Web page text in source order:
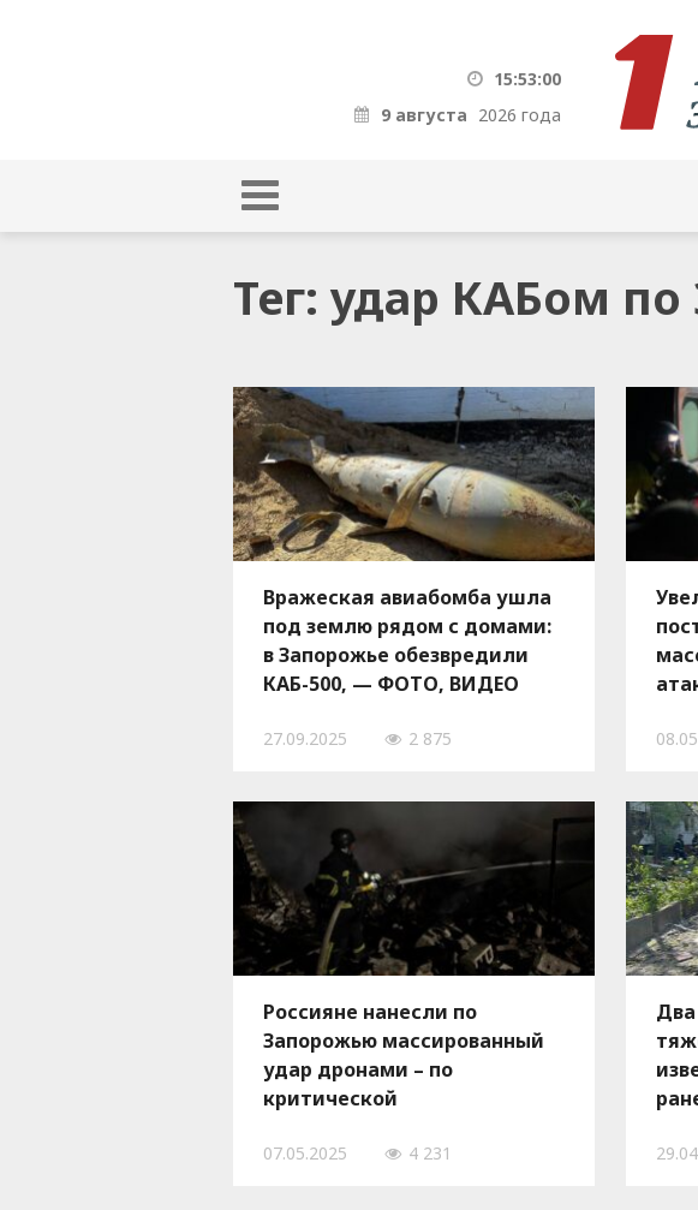
15:53:01
9 августа 2026 года
Тег: удар КАБом
Вражеская авиабомба ушла
под землю рядом с домами:
в Запорожье обезвредили
КАБ-500, — ФОТО, ВИДЕО
27.09.2025 2 875
Россияне нанесли по
Запорожью массированный
удар дронами – по
критической
застройке, – ФОТО, ВИДЕО
07.05.2025 4 231
Два